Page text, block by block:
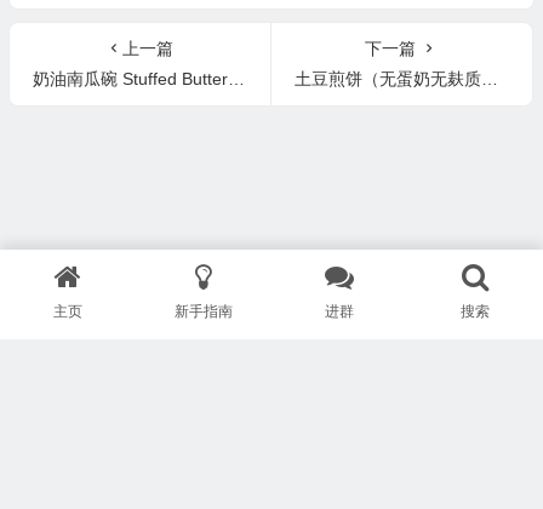
上一篇
奶油南瓜碗 Stuffed Butternut Squash
下一篇
土豆煎饼（无蛋奶无麸质配方）Hash Brown “Omelette” (Egg-free Recipe)
主页 新手指南 进群 搜索